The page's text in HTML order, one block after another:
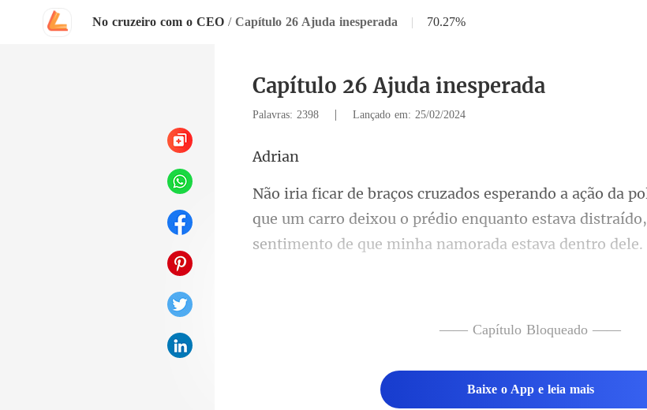
No cruzeiro com o CEO / Capítulo 26 Ajuda inesperada | 70.27%
Capítulo 26 Ajuda inesperada
Palavras: 2398 | Lançado em: 25/02/2024
ri
que um carro deixou o prédio enquanto estava distraído,
—— Capítulo Bloqueado ——
Baixe o App e leia mais